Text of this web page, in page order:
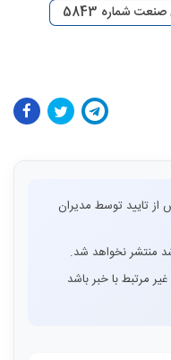
شماره 5843
تایید توسط مدیران
منتشر نخواهد شد.
مرتبط با خبر باشد